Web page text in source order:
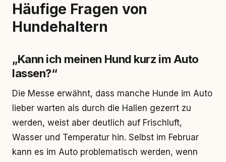
Häufige Fragen von
Hundehaltern
„Kann ich meinen Hund kurz im Auto
lassen?“
Die Messe erwähnt, dass manche Hunde im Auto
lieber warten als durch die Hallen gezerrt zu
werden, weist aber deutlich auf Frischluft,
Wasser und Temperatur hin. Selbst im Februar
kann es im Auto problematisch werden, wenn